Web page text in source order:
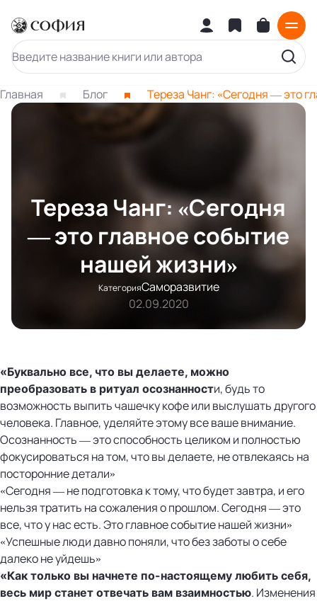
Главная Блог Тереза Чанг: «Сегодня — это
Тереза Чанг: «Сегодня
— это главное событие
нашей жизни»
КатегорияСаморазвитие
02.09.2020
«Буквально все, что вы делаете, можно
преобразовать в ритуал осознанности, будь то
возможность выпить чашечку кофе или выслушать другого
человека. Главное, уделяйте этому все ваше внимание.
Осознанность — это способность целиком и полностью
фокусироваться на том, что вы делаете, не отвлекаясь на
посторонние детали»
«Сегодня — не подготовка к тому, что будет завтра, и его
нельзя тратить на сожаления о прошлом. Сегодня — это
все, что у нас есть. Это главное событие нашей жизни»
«Успешные люди давно поняли, что без заботы о себе
далеко не уйдешь»
«Как только вы начнете по-настоящему любить себя,
весь мир станет отвечать вам взаимностью. Изменения